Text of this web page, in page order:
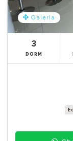
Galeria
3
DORM